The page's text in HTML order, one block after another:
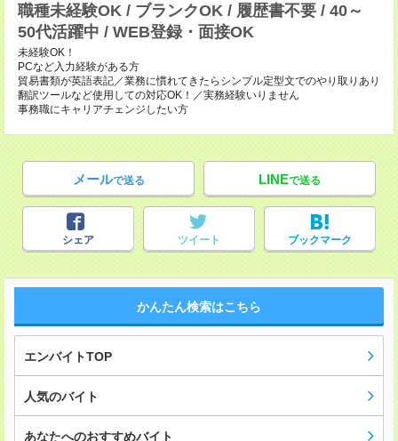
職種未経験OK / ブランクOK / 履歴書不要 / 40～
50代活躍中 / WEB登録・面接OK
未経験OK！
PCなど入力経験がある方
貿易書類が英語表記／業務に慣れてきたらシンプル定型文でのやり取りあり
翻訳ツールなど使用しての対応OK！／実務経験いりません
事務職にキャリアチェンジしたい方
メールで送る LINEで送る
シェア ツイート ブックマーク
かんたん検索はこちら
エンバイトTOP
人気のバイト
あなたへのおすすめバイト